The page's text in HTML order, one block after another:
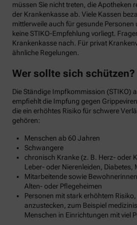
müssen Sie nicht treten, die Apotheken
der Krankenkasse ab. Viele Kassen
mittlerweile auch für gesunde
keine STIKO-Empfehlung vorliegt.
Krankenkasse nach. Für privat
ähnliche Regelungen.
Wer sollte sich schützen?
Die Ständige Impfkommission (STIKO)
empfiehlt die Impfung gegen
die ein erhöhtes Risiko für schwere
gehören:
Menschen ab 60 Jahren
Schwangere
chronisch Kranke (z. B. Herz- oder
Leber- oder Nierenleiden, Diabetes,
Mitarbeitende sowie
Alten- oder Pflegeheimen
Personen mit stark erhöhtem
anzustecken, zum Beispiel
Menschen in Einrichtungen mit viel